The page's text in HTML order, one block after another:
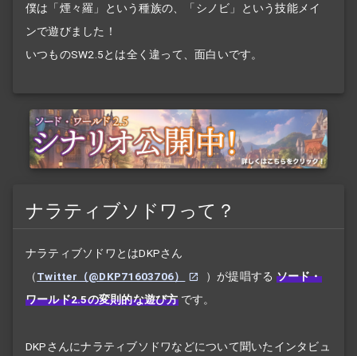
僕は「煙々羅」という種族の、「シノビ」という技能メイ
ンで遊びました！
いつものSW2.5とは全く違って、面白いです。
ナラティブソドワって？
ナラティブソドワとはDKPさん
（Twitter（@DKP71603706） ）が提唱する ソード・
ワールド2.5の変則的な遊び方 です。
DKPさんにナラティブソドワなどについて聞いたインタビュ